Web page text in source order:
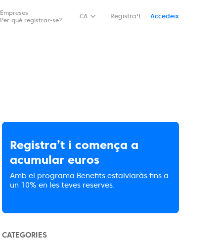
Empreses
Per què registrar-se?
CA Registra't Accedeix
Registra’t i comença a
acumular euros
Amb el programa Benefits estalviaràs fins a
un 10% en les teves reserves.
CATEGORIES